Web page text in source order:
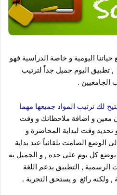
اليومية و خاصة الدراسية فهو
تطبيق اليوم جميل جداً لترتيب
الجامعيين .
لك ترتيب المواد جميعها مهما
معين و اضافة ملاحظاتك و وقت
تحديد وقت لبداية المحاضرة و
الوضع الصامت تلقائياً عند بداية
كل يوم على حده , و الجميل به
الرسمية , التطبيق يدعم اللغة
, ولكنه رائع و يستحق التجربة .